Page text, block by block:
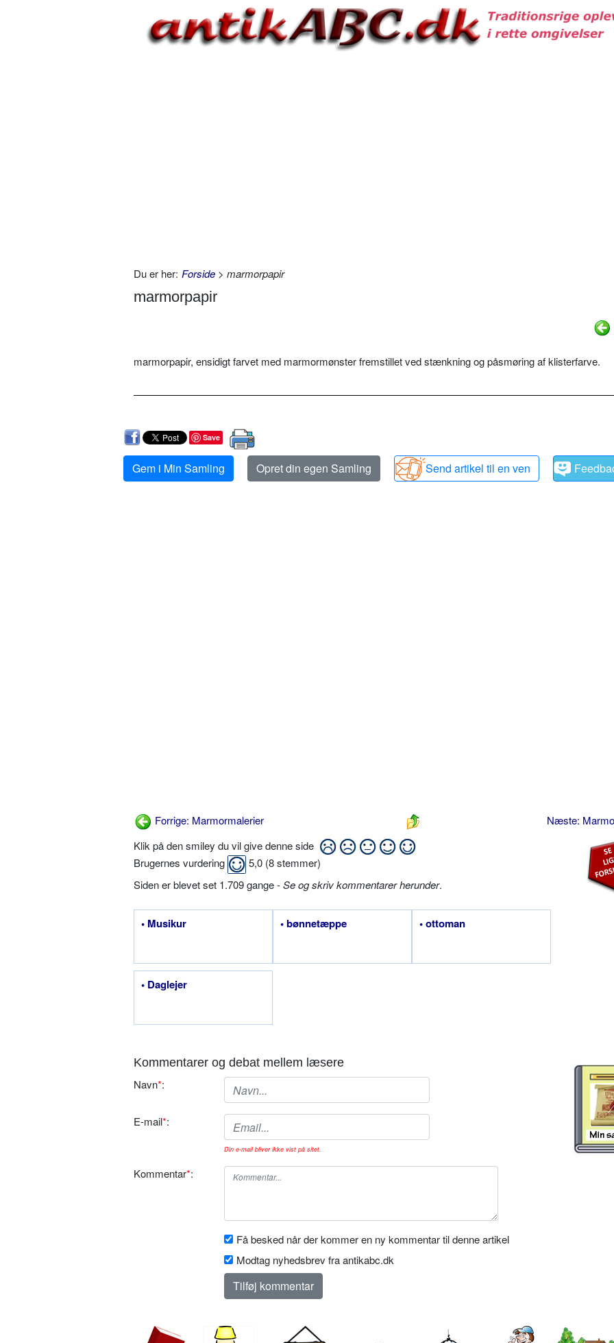
Du er her: Forside > marmorpapir
marmorpapir
marmorpapir, ensidigt farvet med marmormønster fremstillet ved stænkning og påsmøring af klisterfarve.
Save
Gem i Min Samling Opret din egen Samling Send artikel til en ven
Forrige: Marmormalerier
Næste:
Klik på den smiley du vil give denne side
Brugernes vurdering
5,0 (8stemmer)
Siden er blevet set 1.709 gange -Se og skriv kommentarer herunder.
• Musikur • bønnetæppe • ottoman
• Daglejer
Kommentarer og debat mellem læsere
Navn*:
E-mail*:
Din e-mail bliver ikke vist på sitet.
Kommentar*:
Få besked når der kommer en ny kommentar til denne artikel
Modtag nyhedsbrev fra antikabc.dk